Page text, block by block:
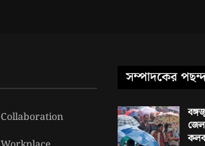
Collaboration
সম্পাদকের